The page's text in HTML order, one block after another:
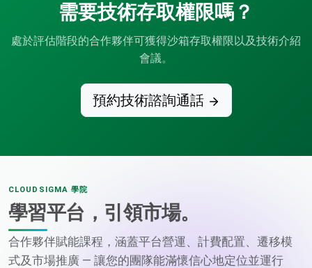
需要技術存取權限嗎？
處於評估階段的合作夥伴可獲得沙箱存取權限以及技術介紹
會議。
預約技術諮詢通話
CLOUDSIGMA 學院
學習平台，引領市場。
合作夥伴賦能課程，涵蓋平台營運、計費配置、遷移模
式及市場推廣 — 讓您的團隊能滿懷信心地定位並運行